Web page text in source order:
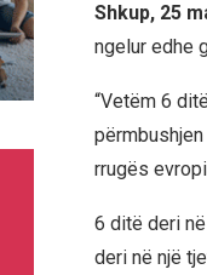
Shkup, 25
ngelur edhe
“Vetëm 6
rrugës
6 ditë deri
deri në një